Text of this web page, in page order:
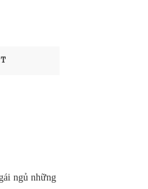
ngủ những